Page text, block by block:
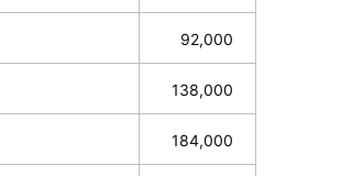
92,000
138,000
184,000